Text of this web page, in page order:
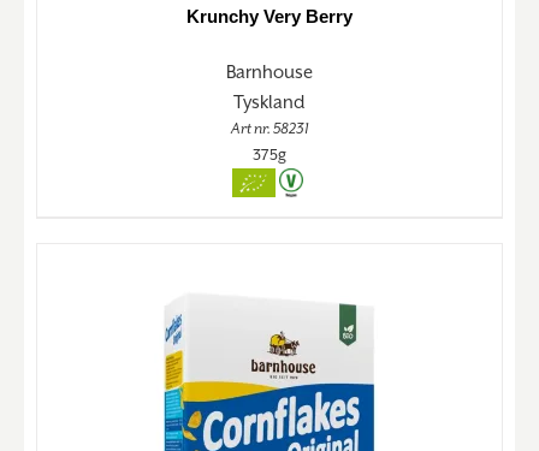
Krunchy Very Berry
Barnhouse
Tyskland
Art nr. 58231
375g